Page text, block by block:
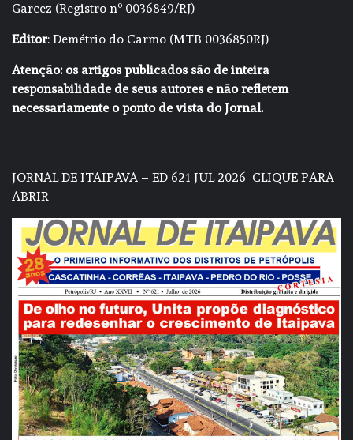
Garcez (Registro nº 0036849/RJ)
Editor: Demétrio do Carmo (MTB 0036850RJ)
Atenção: os artigos publicados são de inteira
responsabilidade de seus autores e não refletem
necessariamente o ponto de vista do Jornal.
JORNAL DE ITAIPAVA – ED 621 JUL 2026 CLIQUE PARA
ABRIR